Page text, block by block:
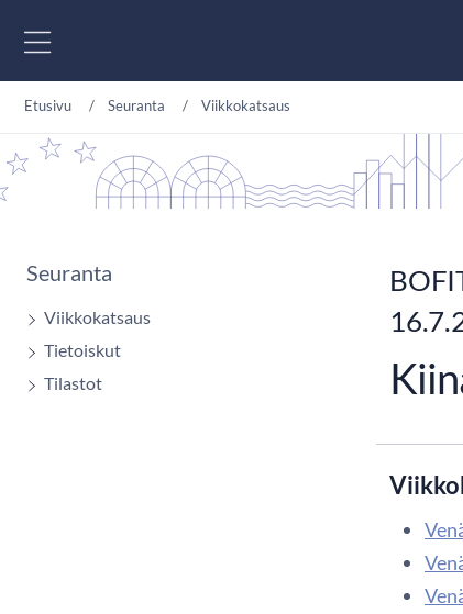
Etusivu Seuranta Viikkokatsaus
Seuranta
Viikkokatsaus
Tietoiskut
Tilastot